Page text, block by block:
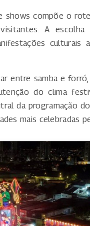
shows compõe o
A
culturais
entre samba e
do clima
da programação
mais celebradas